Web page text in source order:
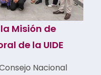
Misión de
de la UIDE
Nacional